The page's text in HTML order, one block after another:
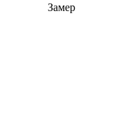
Замер